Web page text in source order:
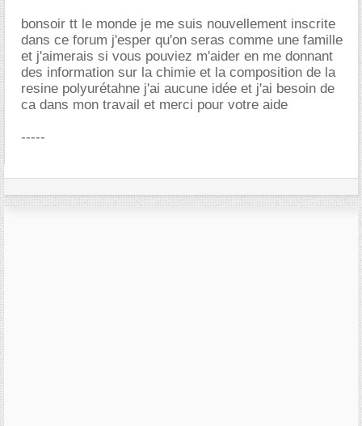
bonsoir tt le monde je me suis nouvellement inscrite
dans ce forum j'esper qu'on seras comme une famille
et j'aimerais si vous pouviez m'aider en me donnant
des information sur la chimie et la composition de la
resine polyurétahne j'ai aucune idée et j'ai besoin de
ca dans mon travail et merci pour votre aide
-----